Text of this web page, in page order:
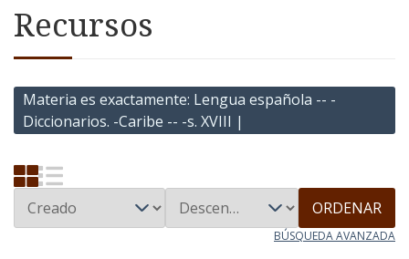
Recursos
Materia es exactamente Lengua española -- -
Diccionarios. -Caribe -- -s. XVIII |
ORDENAR
BÚSQUEDA AVANZADA